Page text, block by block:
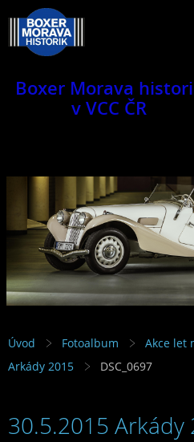
Boxer Morava
v VCC ČR
Jsme klub veteránů.
Úvod Fotoalbum Akce let
Arkády 2015
DSC_0697
30.5.2015 Arkády